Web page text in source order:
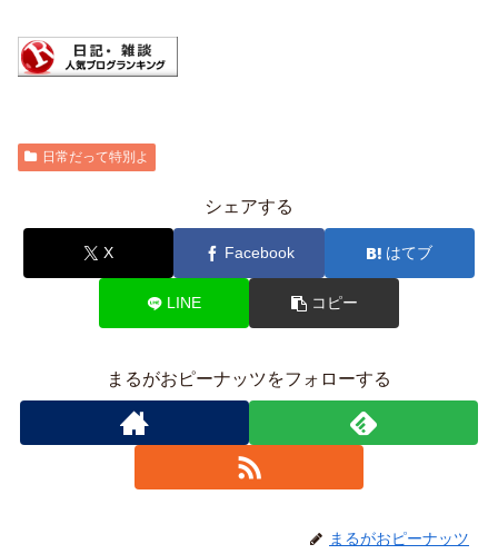
日常だって特別よ
シェアする
X Facebook はてブ
LINE コピー
まるがおピーナッツをフォローする
まるがおピーナッツ